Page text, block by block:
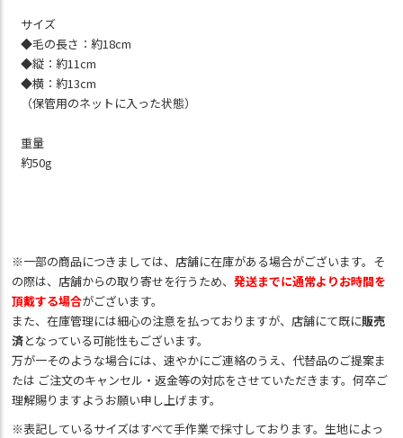
サイズ
◆毛の長さ：約18cm
◆縦：約11cm
◆横：約13cm
（保管用のネットに入った状態）
重量
約50g
※一部の商品につきましては、店舗に在庫がある場合がございます。そ
の際は、店舗からの取り寄せを行うため、発送までに通常よりお時間を
頂戴する場合がございます。
また、在庫管理には細心の注意を払っておりますが、店舗にて既に販売
済となっている可能性もございます。
万が一そのような場合には、速やかにご連絡のうえ、代替品のご提案ま
たは ご注文のキャンセル・返金等の対応をさせていただきます。何卒ご
理解賜りますようお願い申し上げます。
※表記しているサイズはすべて手作業で採寸しております。生地によっ